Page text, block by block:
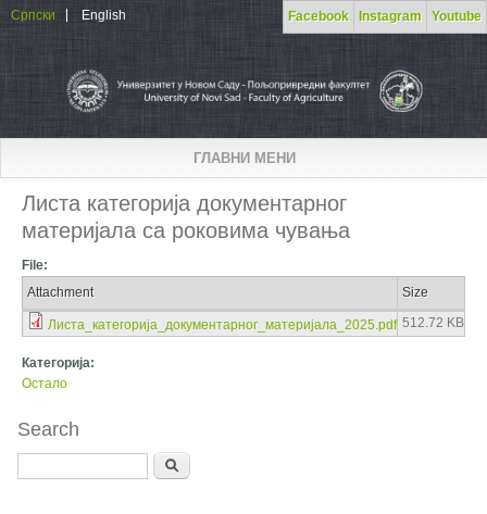
Skip to main content Facebook Instagram Youtube
Српски English
ГЛАВНИ МЕНИ
Листа категорија документарног
материјала са роковима чувања
File:
Attachment
Size
Листа_категорија_документарног_материјала_2025.pdf 512.72 KB
Категорија:
Остало
Search